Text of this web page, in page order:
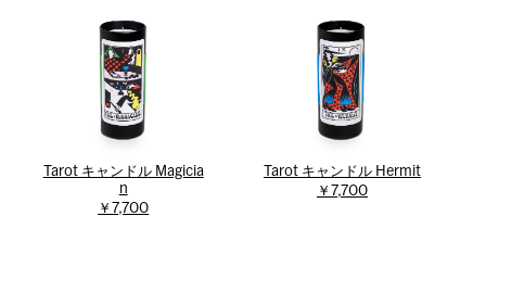
Tarot キャンドル Magicia
n
￥7,700
Tarot キャンドル Hermit
￥7,700